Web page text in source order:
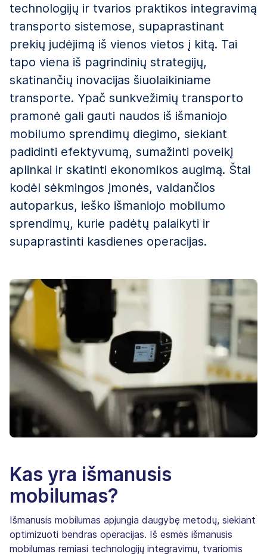
technologijų ir tvarios praktikos integravimą
transporto sistemose, supaprastinant
prekių judėjimą iš vienos vietos į kitą. Tai
tapo viena iš pagrindinių strategijų,
skatinančių inovacijas šiuolaikiniame
transporte. Ypač sunkvežimių transporto
pramonė gali gauti naudos iš išmaniojo
mobilumo sprendimų diegimo, siekiant
padidinti efektyvumą, sumažinti poveikį
aplinkai ir skatinti ekonomikos augimą. Štai
kodėl sėkmingos įmonės, valdančios
autoparkus, ieško išmaniojo mobilumo
sprendimų, kurie padėtų palaikyti ir
supaprastinti kasdienes operacijas.
Kas yra išmanusis
mobilumas?
Išmanusis mobilumas apjungia daugybę metodų, siekiant
optimizuoti bendras operacijas. Iš esmės išmanusis
mobilumas remiasi technologijų integravimu, tvariomis